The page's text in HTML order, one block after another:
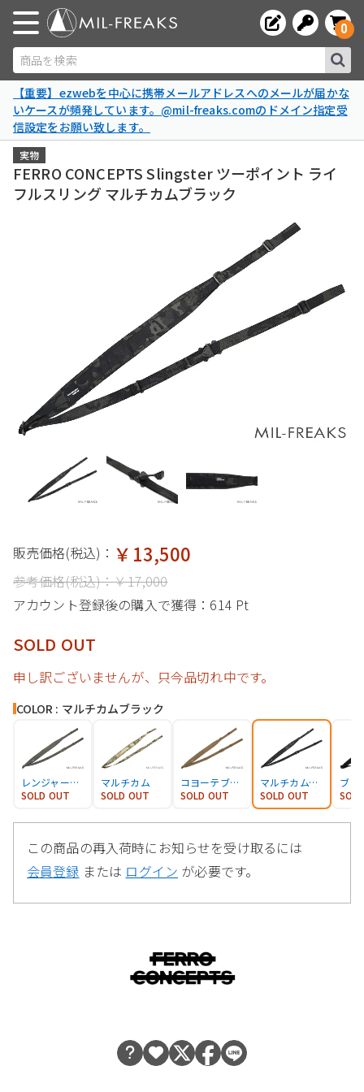
商品を検索
0
【重要】ezwebを中心に携帯メールアドレスへのメールが届かな
いケースが頻発しています。@mil-freaks.comのドメイン指定受
信設定をお願い致します。
実物
FERRO CONCEPTS Slingster ツーポイント ライ
フルスリング マルチカムブラック
販売価格(税込)： ￥13,500
参考価格(税込)：￥17,000
アカウント登録後の購入で獲得： 614 Pt
SOLD OUT
申し訳ございませんが、只今品切れ中です。
COLOR : マルチカムブラック
レンジャーグリーン
SOLD OUT
マルチカム
SOLD OUT
コヨーテブラウン
SOLD OUT
マルチカムブラック
SOLD OUT
ブラ
この商品の再入荷時にお知らせを受け取るには
会員登録 または ログイン が必要です。